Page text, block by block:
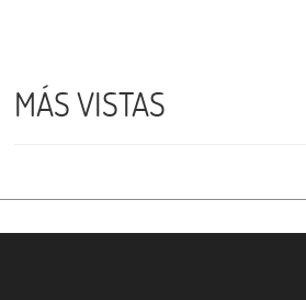
MÁS VISTAS